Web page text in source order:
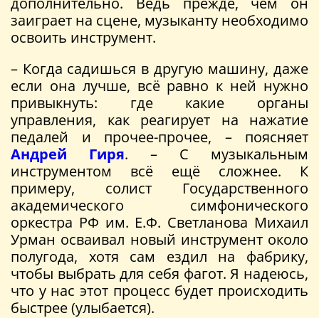
заиграет на сцене, музыканту необходимо
освоить инструмент.
– Когда садишься в другую машину, даже
если она лучше, всё равно к ней нужно
привыкнуть: где какие органы
управления, как реагирует на нажатие
педалей и прочее-прочее, – поясняет
Андрей Гиря. – С музыкальным
инструментом всё ещё сложнее. К
примеру, солист Государственного
академического симфонического
оркестра РФ им. Е.Ф. Светланова Михаил
Урман осваивал новый инструмент около
полугода, хотя сам ездил на фабрику,
чтобы выбрать для себя фагот. Я надеюсь,
что у нас этот процесс будет происходить
быстрее (улыбается).